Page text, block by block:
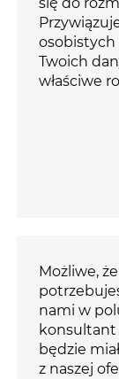
Twoich
właściwe
Możliwe,
nami w
konsultant
będzie
z naszej